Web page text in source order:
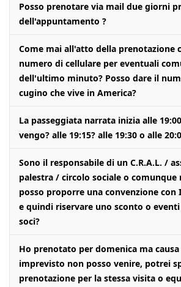
Posso prenotare via mail due giorni
dell'appuntamento ?
Come mai all'atto della prenotazione
numero di cellulare per eventuali
dell'ultimo minuto? Posso dare il
cugino che vive in America?
La passeggiata narrata inizia alle
vengo? alle 19:15? alle 19:30 o alle
Sono il responsabile di un C.R.A.L. /
palestra / circolo sociale o comunque
posso proporre una convenzione
e quindi riservare uno sconto o
soci?
Ho prenotato per domenica ma
imprevisto non posso venire, potrei
prenotazione per la stessa visita o